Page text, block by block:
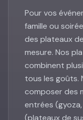
Pour vos
famille ou
des plateaux
mesure. Nos
combinent
tous les goûts.
composer des
entrées
(plateaux de